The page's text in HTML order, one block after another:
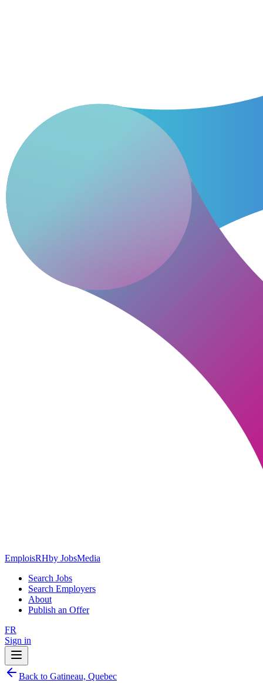
EmploisRHby JobsMedia
Search Jobs
Search Employers
About
Publish an Offer
FR
Sign in
Back to Gatineau, Quebec